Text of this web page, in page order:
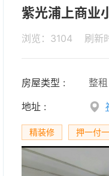
紫光浦上商业
浏览：3104 刷新时
房屋类型 :
整租
地址 :
精装修 押一付一